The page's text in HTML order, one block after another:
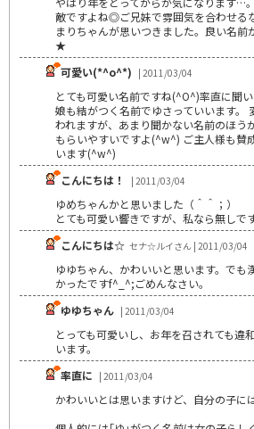
敵ですよね◎ご兄妹で雰囲気を合わせる
まりちゃんが思いつきました。良い名前
★
可愛い(*^o^*) | 2011/03/04
とても可愛い名前ですね(^O^)率直に聞
娘も結がつく名前でゆさっていいます。
われますが、あまり聞かない名前のほう
もらいやすいですよ(^w^) ご主人様も賛
います(^w^)
こんにちは！
| 2011/03/04
ゆめちゃんかと思いました（＾＾；）
とても可愛い響きですが、私なら無しで
こんにちは☆ セナ☆ルイさん | 2011/03/04
ゆゆちゃん、かわいいと思います。でも
かったですf^_^;ごめんなさい。
ゆゆちゃん | 2011/03/04
とっても可愛いし、お年を召されても違
います。
率直に | 2011/03/04
かわいいとは思いますけど、自分の子に